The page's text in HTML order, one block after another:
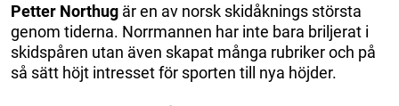
Petter Northug är en av norsk skidåknings största
genom tiderna. Norrmannen har inte bara briljerat i
skidspåren utan även skapat många rubriker och på
så sätt höjt intresset för sporten till nya höjder.